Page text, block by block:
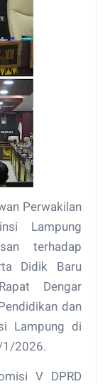
Perwakilan
Lampung
terhadap
Didik Baru
Dengar
dan
Lampung di
1/2026.
V DPRD